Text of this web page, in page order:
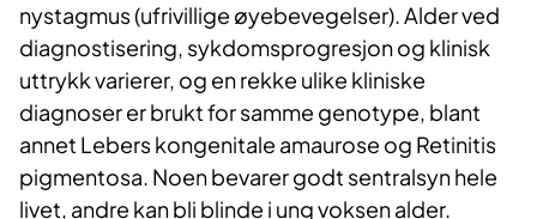
nystagmus (ufrivillige øyebevegelser). Alder ved
diagnostisering, sykdomsprogresjon og klinisk
uttrykk varierer, og en rekke ulike kliniske
diagnoser er brukt for samme genotype, blant
annet Lebers kongenitale amaurose og Retinitis
pigmentosa. Noen bevarer godt sentralsyn hele
livet, andre kan bli blinde i ung voksen alder.